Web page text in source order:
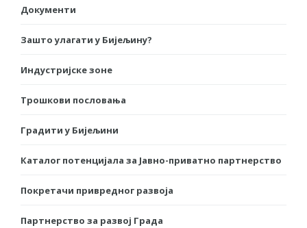
Документи
Зашто улагати у Бијељину?
Индустријске зоне
Трошкови пословања
Градити у Бијељини
Каталог потенцијала за Јавно-приватно партнерство
Покретачи привредног развоја
Партнерство за развој Града